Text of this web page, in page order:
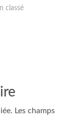
classé
Les champs